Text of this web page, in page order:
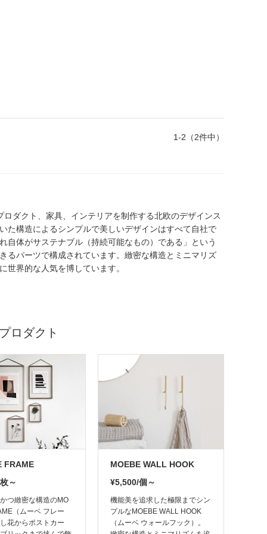
1-2（2件中）
ダクト、家具、インテリアを制作する北欧のデザインス
た構造によるシンプルで美しいデザインはすべて自社で
自体がサステナブル（持続可能なもの）である」という
るパーツで構成されています。緻密な構造とミニマリズ
世界的な人気を博しています。
ロダクト
FRAME
～
つ緻密な構造のMO
（ムーベ フレー
花からポストカー
MOEBE WALL HOOK
¥5,500/個～
機能美を追求した極限までシン
プルなMOEBE WALL HOOK
（ムーベ ウォールフック）。